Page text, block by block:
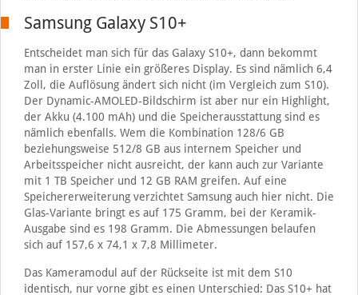
Samsung Galaxy S10+
Entscheidet man sich für das Galaxy S10+, dann bekommt
man in erster Linie ein größeres Display. Es sind nämlich 6,4
Zoll, die Auflösung ändert sich nicht (im Vergleich zum S10).
Der Dynamic-AMOLED-Bildschirm ist aber nur ein Highlight,
der Akku (4.100 mAh) und die Speicherausstattung sind es
nämlich ebenfalls. Wem die Kombination 128/6 GB
beziehungsweise 512/8 GB aus internem Speicher und
Arbeitsspeicher nicht ausreicht, der kann auch zur Variante
mit 1 TB Speicher und 12 GB RAM greifen. Auf eine
Speichererweiterung verzichtet Samsung auch hier nicht. Die
Glas-Variante bringt es auf 175 Gramm, bei der Keramik-
Ausgabe sind es 198 Gramm. Die Abmessungen belaufen
sich auf 157,6 x 74,1 x 7,8 Millimeter.
Das Kameramodul auf der Rückseite ist mit dem S10
identisch, nur vorne gibt es einen Unterschied: Das S10+ hat